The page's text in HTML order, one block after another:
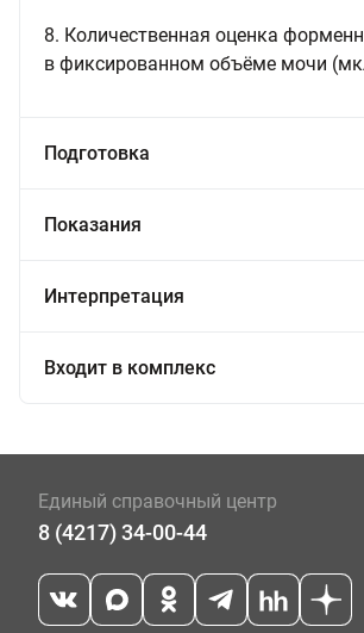
8. Количественная оценка
в фиксированном объёме мочи
Подготовка
Показания
Интерпретация
Входит в комплекс
Единый справочный центр
8 (4217) 34-00-44